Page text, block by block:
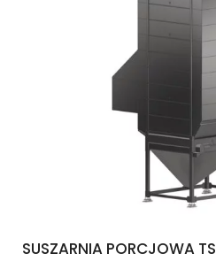
SUSZARNIA PORCJOWA TS